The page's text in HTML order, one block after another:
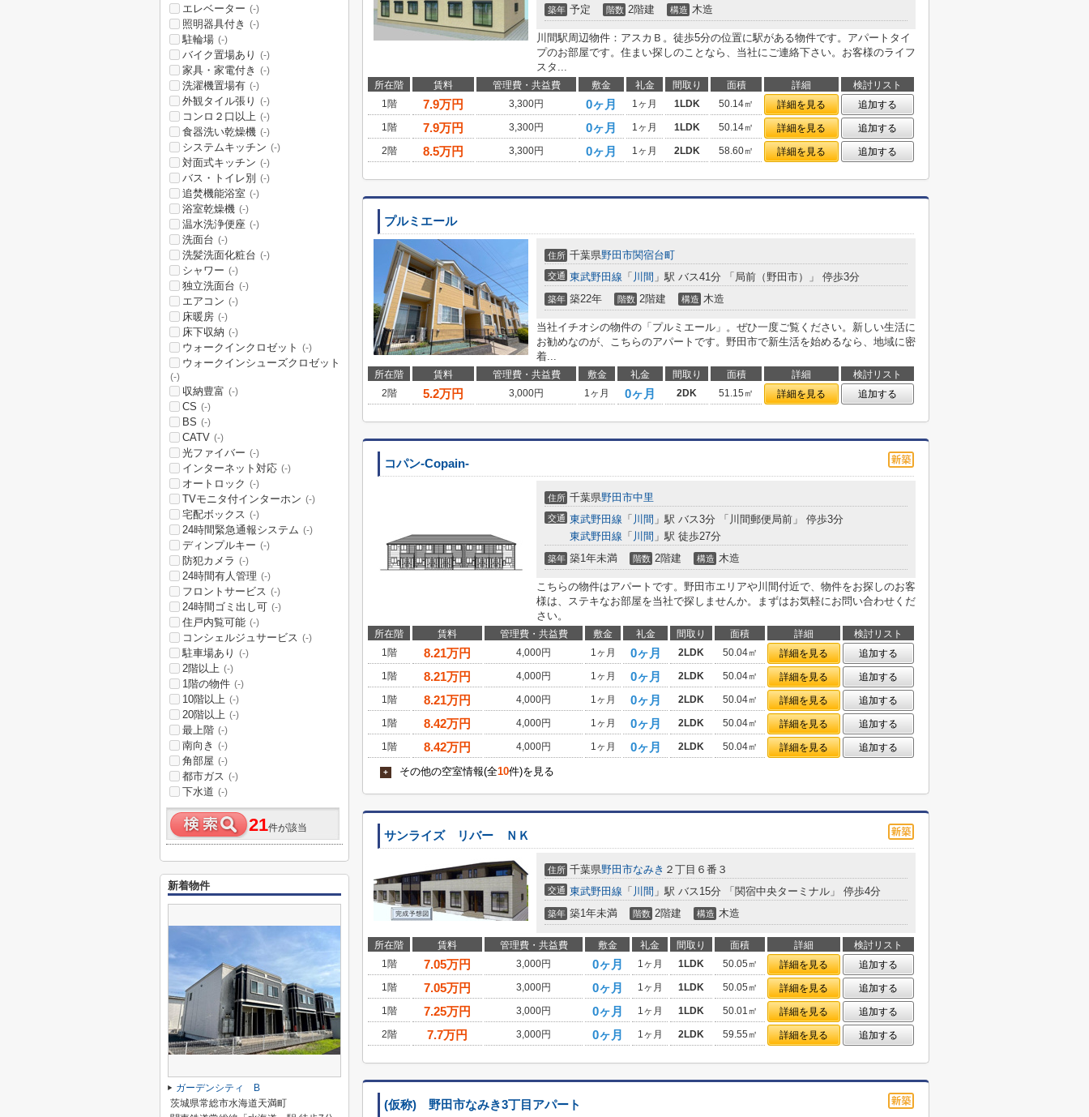
築年 予定 階数 2階建 構造 木造
川間駅周辺物件：アスカＢ。徒歩5分の位置に駅がある物件です。アパートタイ
プのお部屋です。住まい探しのことなら、当社にご連絡下さい。お客様のライフ
スタ...
所在階 賃料 管理費・共益費 敷金 礼金 間取り 面積 詳細
検討リスト
1階
7.9万円 3,300円 0ヶ月 1ヶ月 1LDK 50.14㎡ 詳細を見る
追加する
1階
7.9万円 3,300円 0ヶ月 1ヶ月 1LDK 50.14㎡ 詳細を見る
追加する
2階
8.5万円 3,300円 0ヶ月 1ヶ月 2LDK 58.60㎡ 詳細を見る 追加する
プルミエール
住所 千葉県野田市関宿台町
交通 東武野田線 「 川間 」駅 バス41分 「局前（野田市）」 停歩3分
築年 築22年 階数 2階建 構造 木造
当社イチオシの物件の「プルミエール」。ぜひ一度ご覧ください。新しい生活に
お勧めなのが、こちらのアパートです。野田市で新生活を始めるなら、地域に密
着...
所在階 賃料 管理費・共益費 敷金 礼金 間取り 面積 詳細
検討リスト
2階
5.2万円 3,000円 1ヶ月 0ヶ月 2DK 51.15㎡ 詳細を見る 追加する
コパン-Copain-
住所 千葉県野田市中里
交通 東武野田線 「 川間 」駅 バス3分 「川間郵便局前」 停歩3分
東武野田線 「 川間 」駅 徒歩27分
築年 築1年未満 階数 2階建 構造 木造
こちらの物件はアパートです。野田市エリアや川間付近で、物件をお探しのお客
様は、ステキなお部屋を当社で探しませんか。まずはお気軽にお問い合わせくだ
さい。
所在階 賃料 管理費・共益費 敷金 礼金 間取り 面積 詳細
検討リスト
1階
8.21万円 4,000円 1ヶ月 0ヶ月 2LDK 50.04㎡ 詳細を見る
追加する
1階
8.21万円 4,000円 1ヶ月 0ヶ月 2LDK 50.04㎡ 詳細を見る
追加する
1階
8.21万円 4,000円 1ヶ月 0ヶ月 2LDK 50.04㎡ 詳細を見る
追加する
1階
8.42万円 4,000円 1ヶ月 0ヶ月 2LDK 50.04㎡ 詳細を見る
追加する
1階
8.42万円 4,000円 1ヶ月 0ヶ月 2LDK 50.04㎡ 詳細を見る 追加する
+ その他の空室情報(全10件)を見る
サンライズ リバー ＮＫ
住所 千葉県野田市なみき ２丁目６番３
交通 東武野田線 「 川間 」駅 バス15分 「関宿中央ターミナル」 停歩4分
築年 築1年未満 階数 2階建 構造 木造
所在階 賃料 管理費・共益費 敷金 礼金 間取り 面積 詳細
検討リスト
1階
7.05万円 3,000円 0ヶ月 1ヶ月 1LDK 50.05㎡ 詳細を見る
追加する
1階
7.05万円 3,000円 0ヶ月 1ヶ月 1LDK 50.05㎡ 詳細を見る
追加する
1階
7.25万円 3,000円 0ヶ月 1ヶ月 1LDK 50.01㎡ 詳細を見る
追加する
2階
7.7万円 3,000円 0ヶ月 1ヶ月 2LDK 59.55㎡ 詳細を見る 追加する
(仮称) 野田市なみき3丁目アパート
エレベーター (-)
照明器具付き (-)
駐輪場 (-)
バイク置場あり (-)
家具・家電付き (-)
洗濯機置場有 (-)
外観タイル張り (-)
コンロ２口以上 (-)
食器洗い乾燥機 (-)
システムキッチン (-)
対面式キッチン (-)
バス・トイレ別 (-)
追焚機能浴室 (-)
浴室乾燥機 (-)
温水洗浄便座 (-)
洗面台 (-)
洗髪洗面化粧台 (-)
シャワー (-)
独立洗面台 (-)
エアコン (-)
床暖房 (-)
床下収納 (-)
ウォークインクロゼット (-)
ウォークインシューズクロゼット
(-)
収納豊富 (-)
CS (-)
BS (-)
CATV (-)
光ファイバー (-)
インターネット対応 (-)
オートロック (-)
TVモニタ付インターホン (-)
宅配ボックス (-)
24時間緊急通報システム (-)
ディンプルキー (-)
防犯カメラ (-)
24時間有人管理 (-)
フロントサービス (-)
24時間ゴミ出し可 (-)
住戸内覧可能 (-)
コンシェルジュサービス (-)
駐車場あり (-)
2階以上 (-)
1階の物件 (-)
10階以上 (-)
20階以上 (-)
最上階 (-)
南向き (-)
角部屋 (-)
都市ガス (-)
下水道 (-)
21件が該当
新着物件
ガーデンシティ B
茨城県常総市水海道天満町